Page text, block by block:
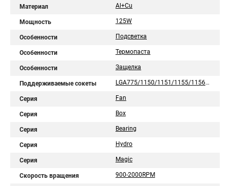
Материал Al+Cu
Мощность 125W
Особенности Подсветка
Особенности Термопаста
Особенности Защелка
Поддерживаемые сокеты LGA775/1150/1151/1155/1156/1200/1700/1851/AM2/AM2+/AM3/AM3+/AM4/AM5/FM1/FM2/754/939/940
Серия Fan
Серия Box
Серия Bearing
Серия Hydro
Серия Magic
Скорость вращения 900-2000RPM